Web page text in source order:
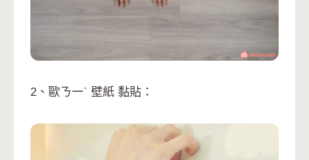
2、歐ㄋ一ˋ 壁紙 黏貼：